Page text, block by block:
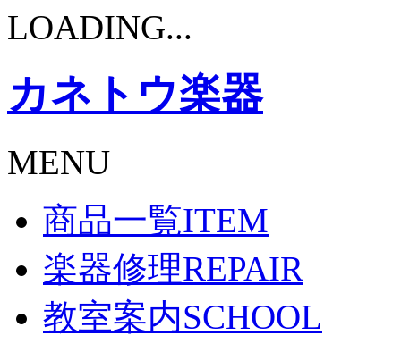
LOADING...
カネトウ楽器
MENU
商品一覧ITEM
楽器修理REPAIR
教室案内SCHOOL